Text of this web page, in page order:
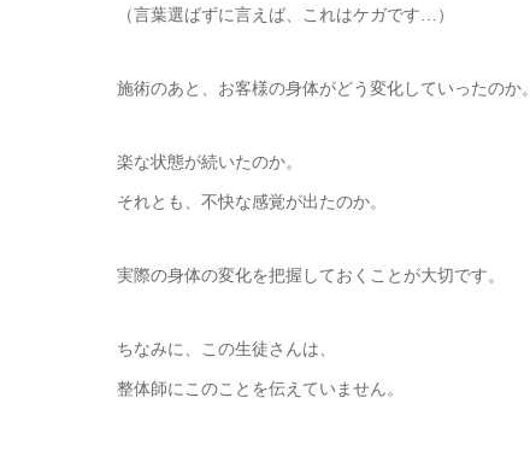
（言葉選ばずに言えば、これはケガです…）
施術のあと、お客様の身体がどう変化していったのか。
楽な状態が続いたのか。
それとも、不快な感覚が出たのか。
実際の身体の変化を把握しておくことが大切です。
ちなみに、この生徒さんは、
整体師にこのことを伝えていません。